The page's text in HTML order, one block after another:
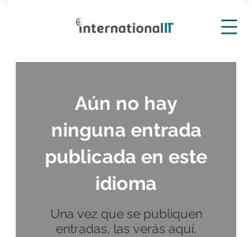
Aún no hay
ninguna entrada
publicada en este
idioma
Una vez que se publiquen
entradas, las verás aquí.